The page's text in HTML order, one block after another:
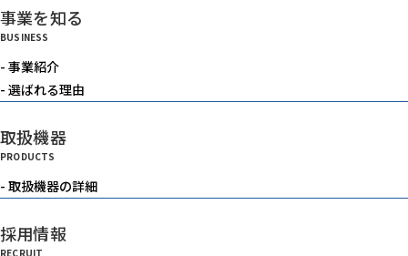
重機
ベルトコンベアー
事業を知る
BUSINESS
- 事業紹介
- 選ばれる理由
取扱機器
PRODUCTS
- 取扱機器の詳細
採用情報
RECRUIT